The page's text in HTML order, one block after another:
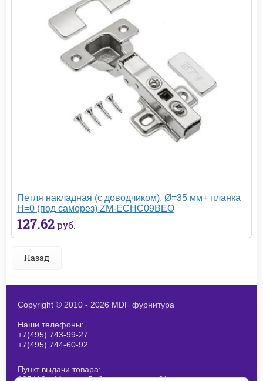
Петля накладная (с доводчиком), Ø=35 мм+ планка
H=0 (под саморез) ZM-ECHC09BEO
127.62 руб.
Назад
Copyright © 2010 - 2026 MDF фурнитура
Наши телефоны:
+7(495) 743-99-27
+7(495) 744-60-92
Пункт выдачи товара: